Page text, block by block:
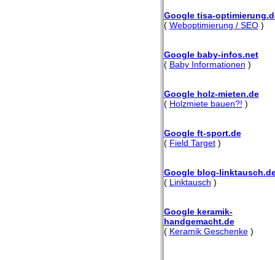
Google tisa-
( Weboptimierung / SEO)
Google baby-infos.net
( Baby Informationen )
Google holz-mieten.de
( Holzmiete bauen?! )
Google ft-sport.de
( Field Target)
Google blog-
( Linktausch )
Google keramik-
handgemacht.de
( Keramik Geschenke)